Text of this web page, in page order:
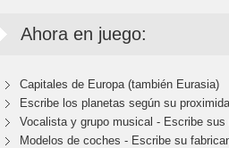
Ahora en juego:
Capitales de Europa (también Eurasia)
Escribe los planetas según su
Vocalista y grupo musical - Escribe sus
Modelos de coches - Escribe su